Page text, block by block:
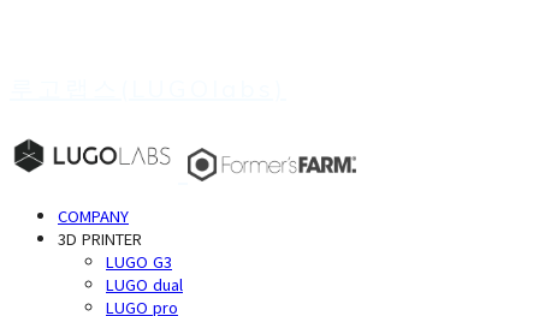
COMPANY
3D PRINTER
LUGO G3
LUGO dual
LUGO pro